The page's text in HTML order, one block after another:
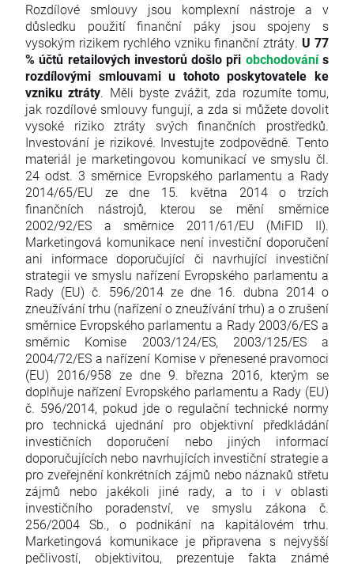
Rozdílové smlouvy jsou komplexní nástroje a v
důsledku použití finanční páky jsou spojeny s
vysokým rizikem rychlého vzniku finanční ztráty. U 77
% účtů retailových investorů došlo při obchodovánís
rozdílovými smlouvami u tohoto poskytovatele ke
vzniku ztráty. Měli byste zvážit, zda rozumíte tomu,
jak rozdílové smlouvy fungují, a zda si můžete dovolit
vysoké riziko ztráty svých finančních prostředků.
Investování je rizikové. Investujte zodpovědně. Tento
materiál je marketingovou komunikací ve smyslu čl.
24 odst. 3 směrnice Evropského parlamentu a Rady
2014/65/EU ze dne 15. května 2014 o trzích
finančních nástrojů, kterou se mění směrnice
2002/92/ES a směrnice 2011/61/EU (MiFID II).
Marketingová komunikace není investiční doporučení
ani informace doporučující či navrhující investiční
strategii ve smyslu nařízení Evropského parlamentu a
Rady (EU) č. 596/2014 ze dne 16. dubna 2014 o
zneužívání trhu (nařízení o zneužívání trhu) a o zrušení
směrnice Evropského parlamentu a Rady 2003/6/ES a
směrnic Komise 2003/124/ES, 2003/125/ES a
2004/72/ES a nařízení Komise v přenesené pravomoci
(EU) 2016/958 ze dne 9. března 2016, kterým se
doplňuje nařízení Evropského parlamentu a Rady (EU)
č. 596/2014, pokud jde o regulační technické normy
pro technická ujednání pro objektivní předkládání
investičních doporučení nebo jiných informací
doporučujících nebo navrhujících investiční strategie a
pro zveřejnění konkrétních zájmů nebo náznaků střetu
zájmů nebo jakékoli jiné rady, a to i v oblasti
investičního poradenství, ve smyslu zákona č.
256/2004 Sb., o podnikání na kapitálovém trhu.
Marketingová komunikace je připravena s nejvyšší
pečlivostí, objektivitou, prezentuje fakta známé